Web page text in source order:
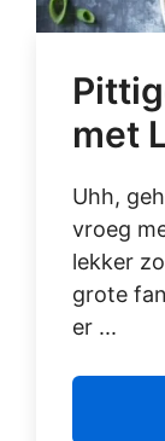
met
Uhh,
vroeg
lekker
grote
er ...